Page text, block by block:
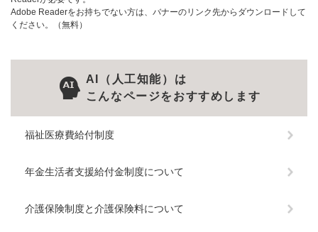
Adobe Readerをお持ちでない方は、バナーのリンク先からダウンロードして
ください。（無料）
AI（人工知能）は
こんなページをおすすめします
福祉医療費給付制度
年金生活者支援給付金制度について
介護保険制度と介護保険料について